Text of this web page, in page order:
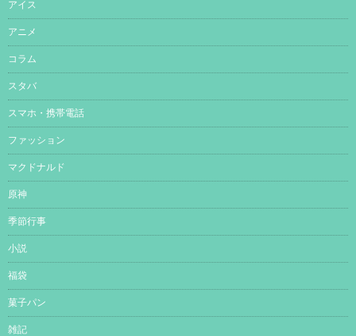
アイス
アニメ
コラム
スタバ
スマホ・携帯電話
ファッション
マクドナルド
原神
季節行事
小説
福袋
菓子パン
雑記